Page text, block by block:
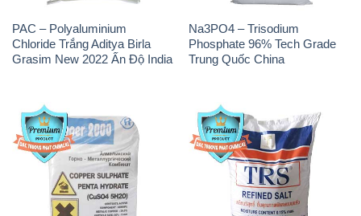
PAC – Polyaluminium
Chloride Trắng Aditya Birla
Grasim New 2022 Ấn Độ India
Na3PO4 – Trisodium
Phosphate 96% Tech Grade
Trung Quốc China